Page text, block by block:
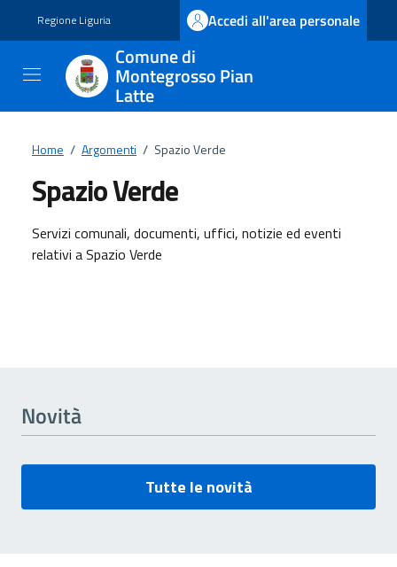
Regione Liguria Accedi all'area personale
Comune di
Montegrosso Pian
Latte
Home / Argomenti / Spazio Verde
Spazio Verde
Dettagli dell'argomento
Servizi comunali, documenti, uffici, notizie ed eventi
relativi a Spazio Verde
Novità
Tutte le novità